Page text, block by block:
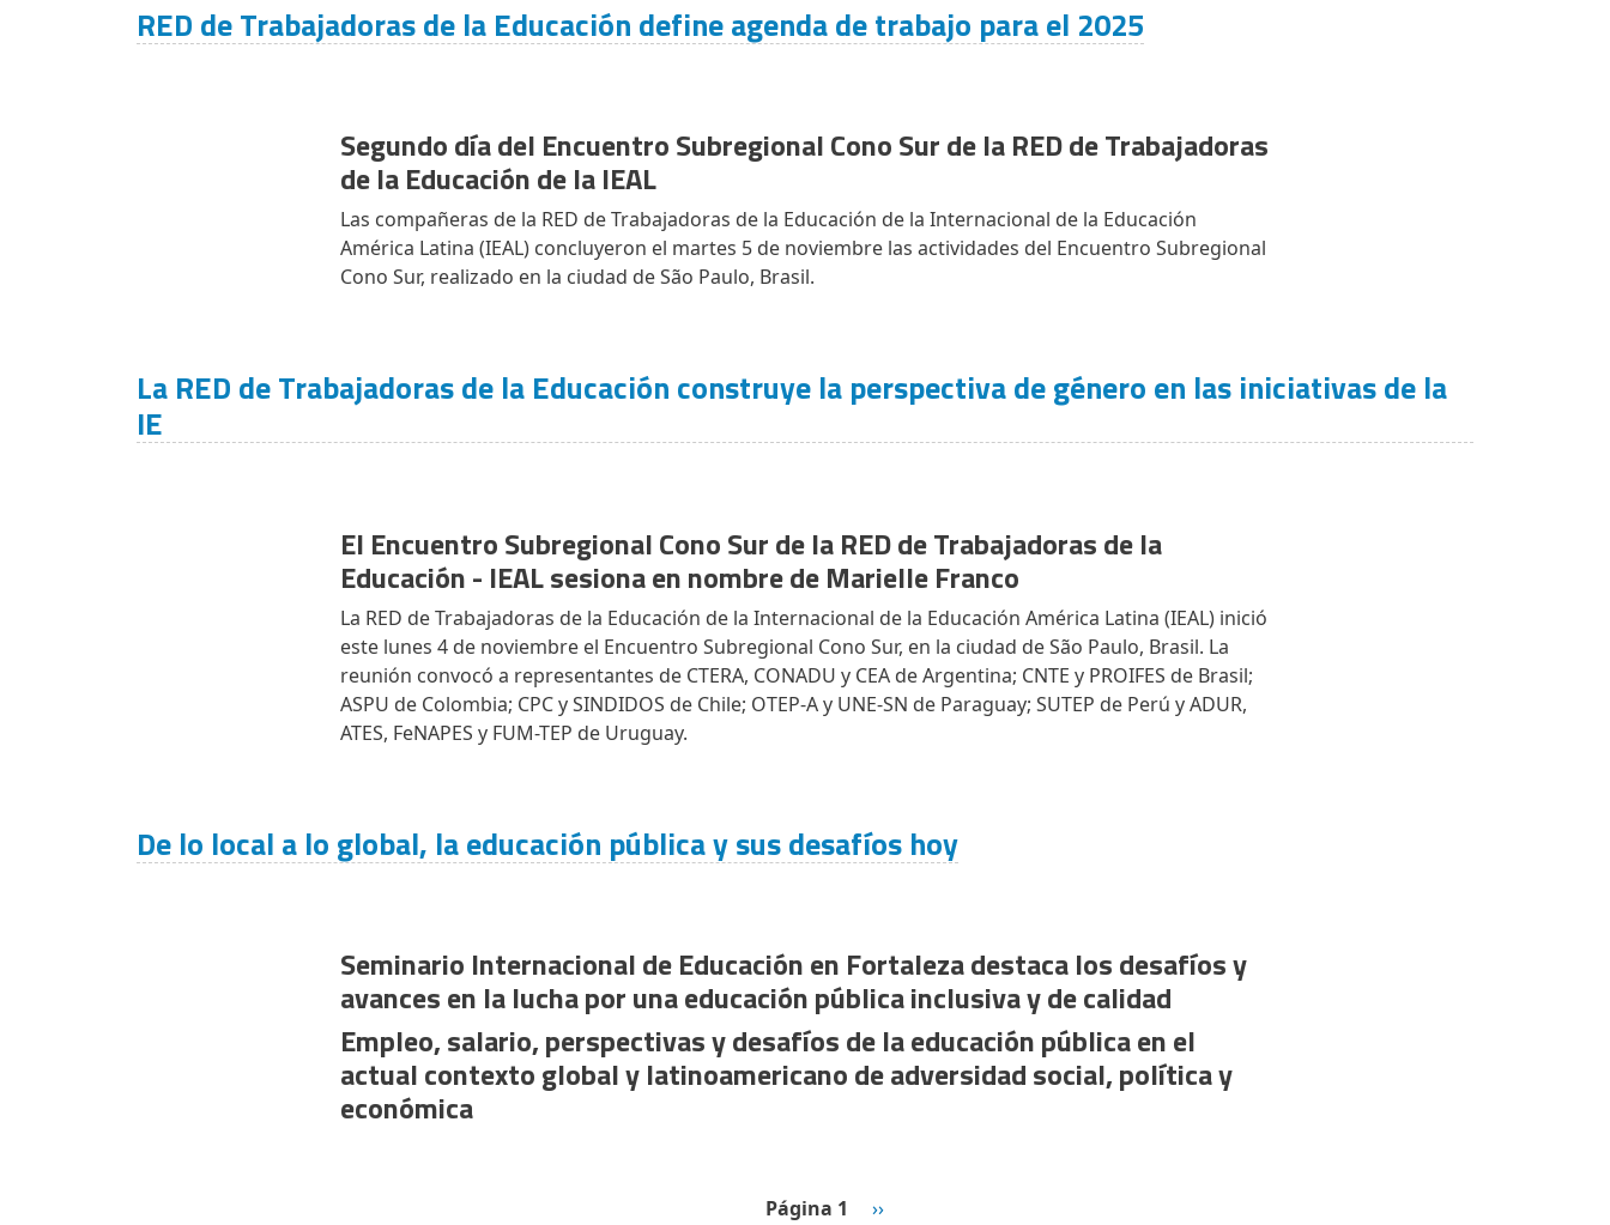
RED de Trabajadoras de la Educación define agenda de trabajo para el 2025
Segundo día del Encuentro Subregional Cono Sur de la RED de Trabajadoras
de la Educación de la IEAL
Las compañeras de la RED de Trabajadoras de la Educación de la Internacional de la Educación
América Latina (IEAL) concluyeron el martes 5 de noviembre las actividades del Encuentro Subregional
Cono Sur, realizado en la ciudad de São Paulo, Brasil.
La RED de Trabajadoras de la Educación construye la perspectiva de género en las iniciativas de la
IE
El Encuentro Subregional Cono Sur de la RED de Trabajadoras de la
Educación - IEAL sesiona en nombre de Marielle Franco
La RED de Trabajadoras de la Educación de la Internacional de la Educación América Latina (IEAL) inició
este lunes 4 de noviembre el Encuentro Subregional Cono Sur, en la ciudad de São Paulo, Brasil. La
reunión convocó a representantes de CTERA, CONADU y CEA de Argentina; CNTE y PROIFES de Brasil;
ASPU de Colombia; CPC y SINDIDOS de Chile; OTEP-A y UNE-SN de Paraguay; SUTEP de Perú y ADUR,
ATES, FeNAPES y FUM-TEP de Uruguay.
De lo local a lo global, la educación pública y sus desafíos hoy
Seminario Internacional de Educación en Fortaleza destaca los desafíos y
avances en la lucha por una educación pública inclusiva y de calidad
Empleo, salario, perspectivas y desafíos de la educación pública en el
actual contexto global y latinoamericano de adversidad social, política y
económica
Página 1 Siguiente página
››